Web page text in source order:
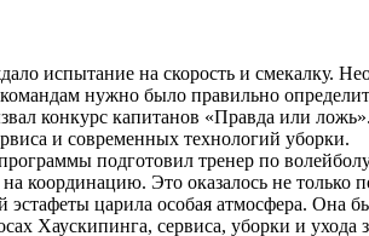
испытание на скорость и смекалку.
нужно было правильно
конкурс капитанов «Правда или
и современных технологий уборки.
подготовил тренер по
координацию. Это оказалось не только
эстафеты царила особая атмосфера. Она
Хаускипинга, сервиса, уборки и ухода